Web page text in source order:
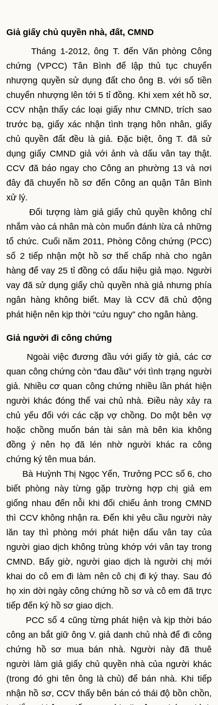
Giả giấy chủ quyền nhà, đất, CMND
Tháng 1-2012, ông T. đến Văn phòng Công
chứng (VPCC) Tân Bình để lập thủ tục chuyển
nhượng quyền sử dụng đất cho ông B. với số tiền
chuyển nhượng lên tới 5 tỉ đồng. Khi xem xét hồ sơ,
CCV nhận thấy các loại giấy như CMND, trích sao
trước bạ, giấy xác nhận tình trạng hôn nhân, giấy
chủ quyền đất đều là giả. Đặc biệt, ông T. đã sử
dụng giấy CMND giả với ảnh và dấu vân tay thật.
CCV đã báo ngay cho Công an phường 13 và nơi
đây đã chuyển hồ sơ đến Công an quận Tân Bình
xử lý.
Đối tượng làm giả giấy chủ quyền không chỉ
nhắm vào cá nhân mà còn muốn đánh lừa cả những
tổ chức. Cuối năm 2011, Phòng Công chứng (PCC)
số 2 tiếp nhận một hồ sơ thế chấp nhà cho ngân
hàng để vay 25 tỉ đồng có dấu hiệu giả mạo. Người
vay đã sử dụng giấy chủ quyền nhà giả nhưng phía
ngân hàng không biết. May là CCV đã chủ động
phát hiện nên kịp thời “cứu nguy” cho ngân hàng.
Giả người đi công chứng
Ngoài việc đương đầu với giấy tờ giả, các cơ
quan công chứng còn “đau đầu” với tình trạng người
giả. Nhiều cơ quan công chứng nhiều lần phát hiện
người khác đóng thế vai chủ nhà. Điều này xảy ra
chủ yếu đối với các cặp vợ chồng. Do một bên vợ
hoặc chồng muốn bán tài sản mà bên kia không
đồng ý nên họ đã lén nhờ người khác ra công
chứng ký tên mua bán.
Bà Huỳnh Thị Ngọc Yến, Trưởng PCC số 6, cho
biết phòng này từng gặp trường hợp chị giả em
giống nhau đến nỗi khi đối chiếu ảnh trong CMND
thì CCV không nhận ra. Đến khi yêu cầu người này
lăn tay thì phòng mới phát hiện dấu vân tay của
người giao dịch không trùng khớp với vân tay trong
CMND. Bấy giờ, người giao dịch là người chị mới
khai do cô em đi làm nên cô chị đi ký thay. Sau đó
họ xin dời ngày công chứng hồ sơ và cô em đã trực
tiếp đến ký hồ sơ giao dịch.
PCC số 4 cũng từng phát hiện và kịp thời báo
công an bắt giữ ông V. giả danh chủ nhà để đi công
chứng hồ sơ mua bán nhà. Người này đã thuê
người làm giả giấy chủ quyền nhà của người khác
(trong đó ghi tên ông là chủ) để bán nhà. Khi tiếp
nhận hồ sơ, CCV thấy bên bán có thái độ bồn chồn,